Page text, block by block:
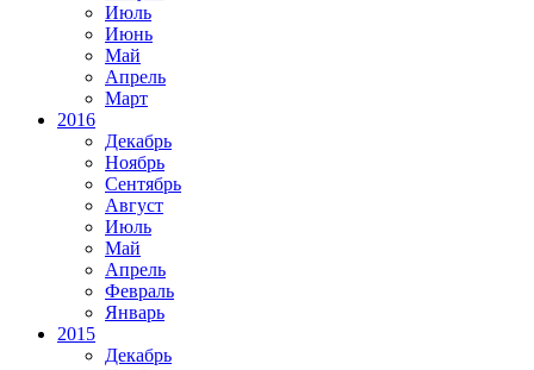
Июль
Июнь
Май
Апрель
Март
2016
Декабрь
Ноябрь
Сентябрь
Август
Июль
Май
Апрель
Февраль
Январь
2015
Декабрь